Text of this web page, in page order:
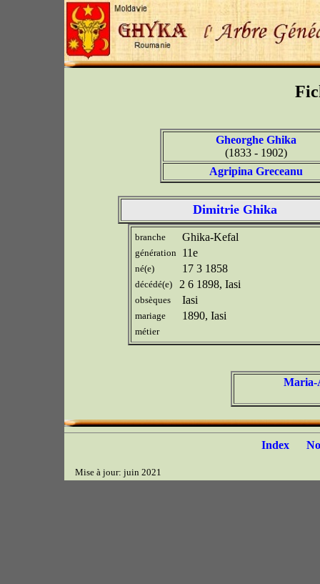
Gheorghe Ghika
(1833 - 1902)
Agripina Greceanu
Dimitrie Ghika
branche Ghika-Kefal
génération 11e
né(e) 17 3 1858
décédé(e) 2 6 1898, Iasi
obsèques Iasi
mariage 1890, Iasi
métier
Maria-
Index
Mise à jour: juin 2021